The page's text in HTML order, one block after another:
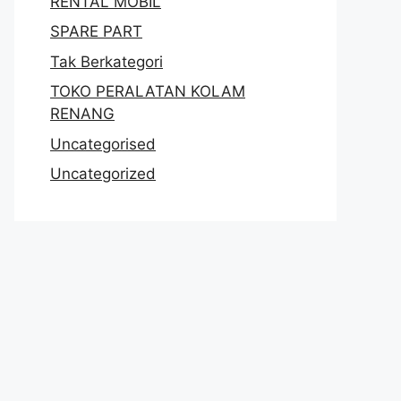
SPARE PART
Tak Berkategori
TOKO PERALATAN KOLAM
RENANG
Uncategorised
Uncategorized